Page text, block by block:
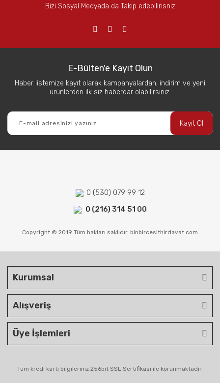
Bizi Sosyal Medyada da Takip edebilirisniz
E-Bülten'e Kayıt Olun
Haber listemize kayıt olarak kampanyalardan, indirim ve yeni
ürünlerden ilk siz haberdar olabilirsiniz.
Kayıt Ol
0 (530) 079 99 12
0 (216) 314 51 00
Copyright © 2019 Tüm hakları saklıdır. binbircesithirdavat.com
Kurumsal
Alışveriş
Üye İşlemleri
Tüm kredi kartı bilgileriniz 256bit SSL Sertifikası ile korunmaktadır.